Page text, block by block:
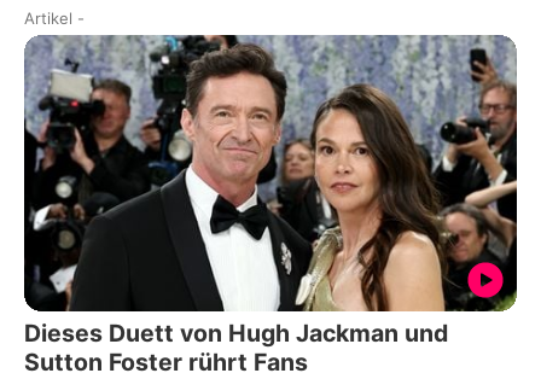
Artikel -
Dieses Duett von Hugh Jackman und
Sutton Foster rührt Fans